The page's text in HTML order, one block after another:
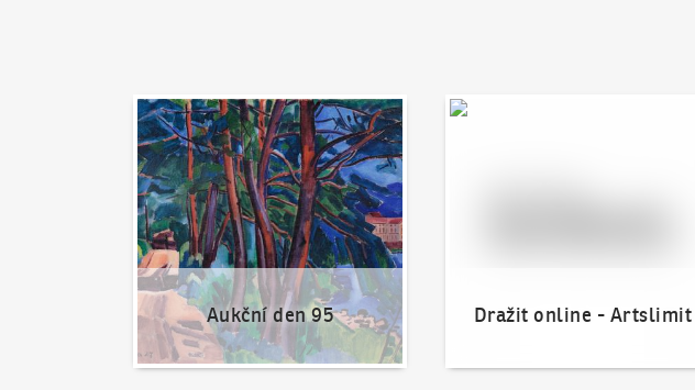
Aukční den 95
Aukční den 95
Dražit online - Artslimit
Dražit online - Artslimit